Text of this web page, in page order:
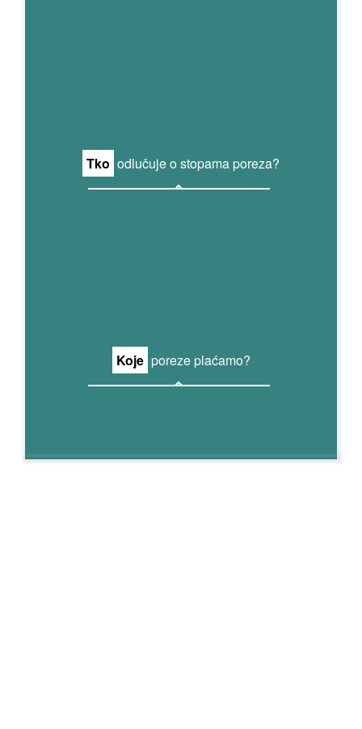
Tko odlučuje o stopama poreza?
Koje poreze plaćamo?